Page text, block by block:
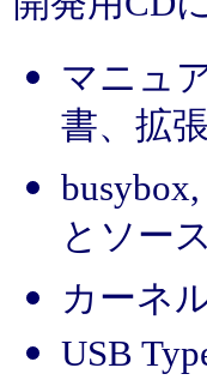
マニュ
書、拡
とソース
カーネ
USB